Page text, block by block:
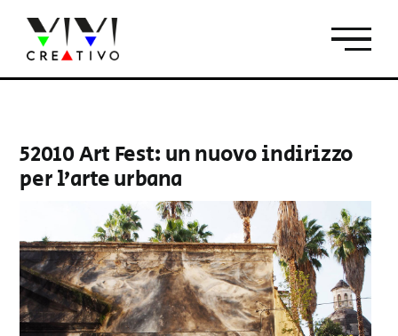
contenuto
52010 Art Fest: un nuovo indirizzo
per l’arte urbana